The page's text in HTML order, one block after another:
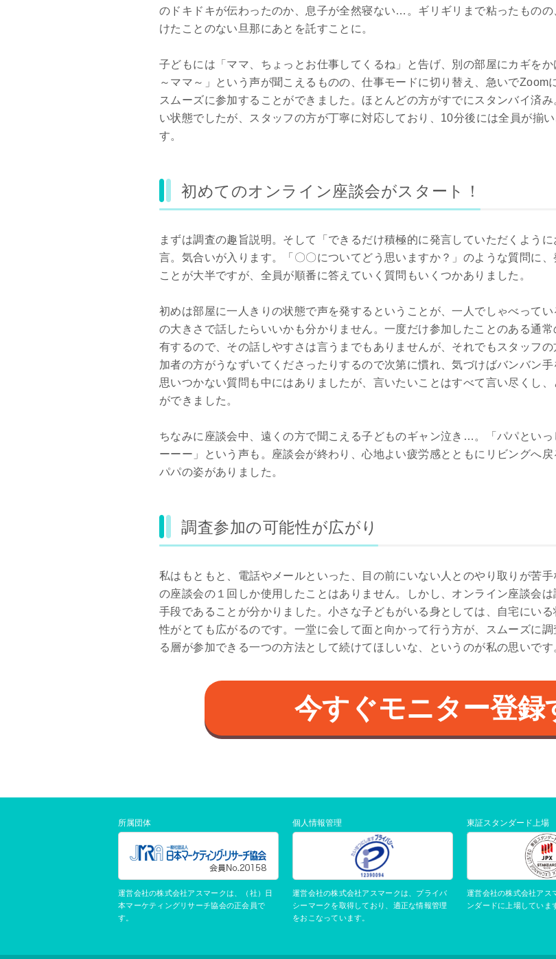
のドキドキが伝わったのか、息子が全然寝ない…。ギリギリまで粘ったもの
けたことのない旦那にあとを託すことに。
子どもには「ママ、ちょっとお仕事してくるね」と告げ、別の部屋にカギを
～ママ～」という声が聞こえるものの、仕事モードに切り替え、急いでZoom
スムーズに参加することができました。ほとんどの方がすでにスタンバイ済
い状態でしたが、スタッフの方が丁寧に対応しており、10分後には全員が揃
す。
初めてのオンライン座談会がスタート！
まずは調査の趣旨説明。そして「できるだけ積極的に発言していただくよう
言。気合いが入ります。「〇〇についてどう思いますか？」のような質問に
ことが大半ですが、全員が順番に答えていく質問もいくつかありました。
初めは部屋に一人きりの状態で声を発するということが、一人でしゃべって
の大きさで話したらいいかも分かりません。一度だけ参加したことのある通
有するので、その話しやすさは言うまでもありませんが、それでもスタッフ
加者の方がうなずいてくださったりするので次第に慣れ、気づけばバンバン
思いつかない質問も中にはありましたが、言いたいことはすべて言い尽くし
ができました。
ちなみに座談会中、遠くの方で聞こえる子どものギャン泣き…。「パパとい
ーーー」という声も。座談会が終わり、心地よい疲労感とともにリビングへ
パパの姿がありました。
調査参加の可能性が広がり
私はもともと、電話やメールといった、目の前にいない人とのやり取りが苦
の座談会の１回しか使用したことはありません。しかし、オンライン座談会
手段であることが分かりました。小さな子どもがいる身としては、自宅にい
性がとても広がるのです。一堂に会して面と向かって行う方が、スムーズに
る層が参加できる一つの方法として続けてほしいな、というのが私の思いです
今すぐモニター登録
所属団体
運営会社の株式会社アスマークは、（社）日
本マーケティングリサーチ協会の正会員で
す。
個人情報管理
運営会社の株式会社アスマークは、プライバ
シーマークを取得しており、適正な情報管理
をおこなっています。
東証スタンダード上場
運営会社の株式会社アス
ンダードに上場していま